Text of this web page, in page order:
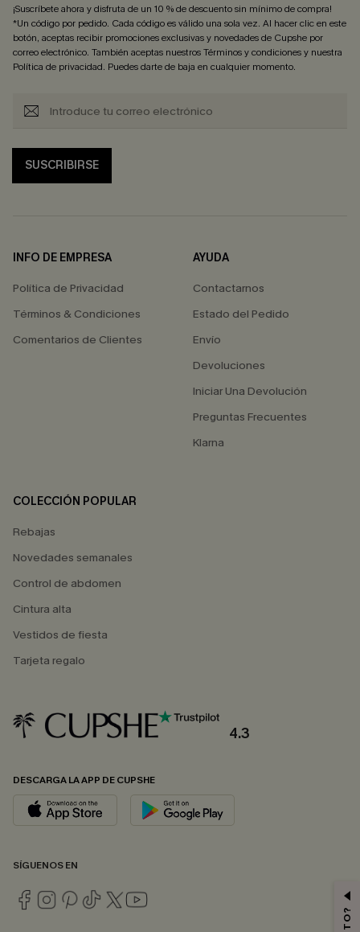
¡Suscríbete ahora y disfruta de un 10 % de descuento sin mínimo de compra!
*Un código por pedido. Cada código es válido una sola vez. Al hacer clic en este
botón, aceptas recibir promociones exclusivas y novedades de Cupshe por
correo electrónico. También aceptas nuestrosTérminos y condicionesy nuestra
Política de privacidad. Puedes darte de baja en cualquier momento.
SUSCRIBIRSE
INFO DE EMPRESA
Política de Privacidad
Términos & Condiciones
Comentarios de Clientes
AYUDA
Contactarnos
Estado del Pedido
Envío
Devoluciones
Iniciar Una Devolución
Preguntas Frecuentes
Klarna
COLECCIÓN POPULAR
Rebajas
Novedades semanales
Control de abdomen
Cintura alta
Vestidos de fiesta
Tarjeta regalo
4.3
DESCARGA LA APP DE CUPSHE
SÍGUENOS EN